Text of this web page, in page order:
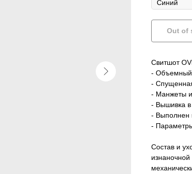
Out of
Свитшот
- Объемный
-
- Манжеты и
- Вышивка в
- Выполнен
-
Состав и
изнаночной